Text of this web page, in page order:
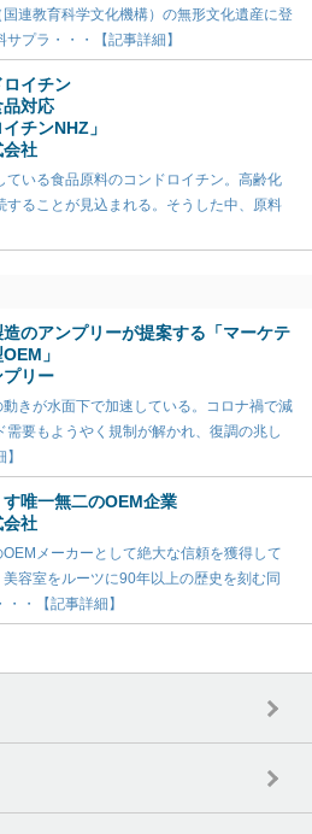
連教育科学文化機構）の無形文化遺産に登
プラ・・・【記事詳細】
イチン
対応
チンNHZ」
会社
ている食品原料のコンドロイチン。高齢化
することが見込まれる。そうした中、原料
のアンプリーが提案する「マーケテ
」
リー
きが水面下で加速している。コロナ禍で減
要もようやく規制が解かれ、復調の兆し
唯一無二のOEM企業
会社
メーカーとして絶大な信頼を獲得して
容室をルーツに90年以上の歴史を刻む同
・【記事詳細】